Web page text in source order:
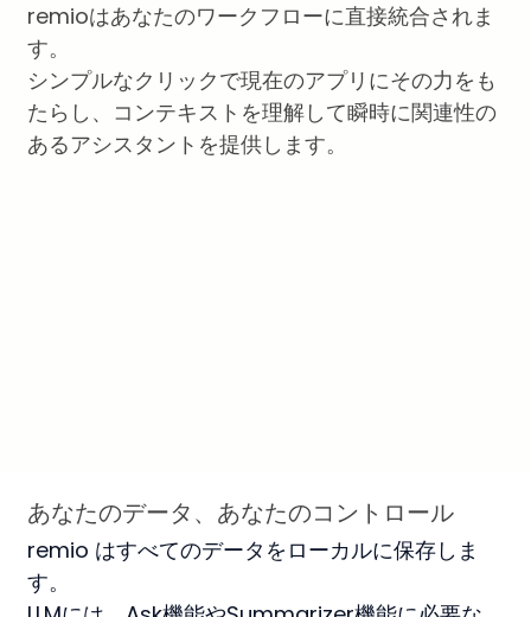
remioはあなたのワークフローに直接統合されま
す。
シンプルなクリックで現在のアプリにその力をも
たらし、コンテキストを理解して瞬時に関連性の
あるアシスタントを提供します。
あなたのデータ、あなたのコントロール
remio はすべてのデータをローカルに保存しま
す。